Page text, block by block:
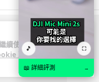
續使用
政
🎵 ⛶
📖 詳細評測 →